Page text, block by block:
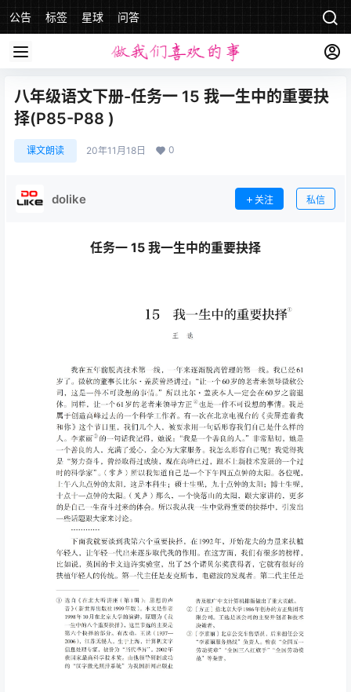
公告 标签 星球 问答
八年级语文下册-任务一 15 我一生中的重要抉
择(P85-P88 )
课文朗读 20年11月18日 0
dolike 关注 私信
任务一 15 我一生中的重要抉择